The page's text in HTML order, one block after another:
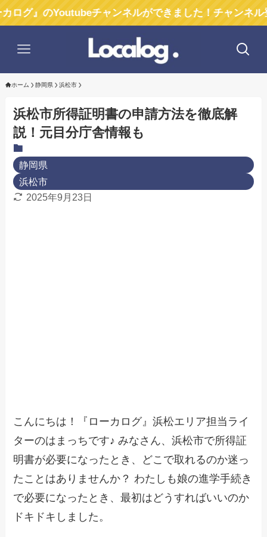
Youtubeチャンネルができました！チャンネル登録お願
ホーム 静岡県 浜松市
浜松市所得証明書の申請方法を徹底解
説！元目分庁舎情報も
静岡県
浜松市
2025年9月23日
こんにちは！『ローカログ』浜松エリア担当ライ
ターのはまっちです♪ みなさん、浜松市で所得証
明書が必要になったとき、どこで取れるのか迷っ
たことはありませんか？ わたしも娘の進学手続き
で必要になったとき、最初はどうすればいいのか
ドキドキしました。